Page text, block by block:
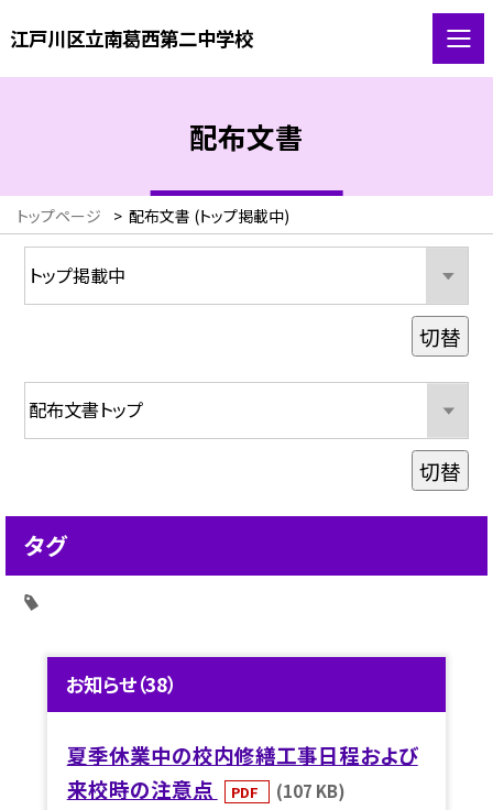
江戸川区立南葛西第二中学校
配布文書
トップページ > 配布文書 (トップ掲載中)
お知らせ（38）
夏季休業中の校内修繕工事日程および
来校時の注意点
PDF (107 KB)
切替
切替
タグ